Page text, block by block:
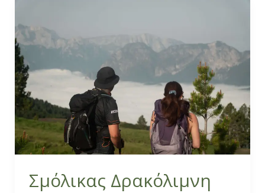
Σμόλικας Δρακόλιμνη